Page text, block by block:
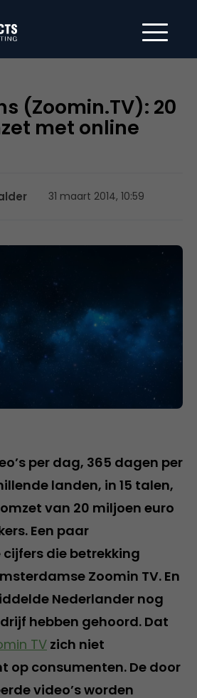
(Zoomin.TV): 20
met online
31 maart 2014, 10:59
per dag, 365 dagen per
landen, in 15 talen,
van 20 miljoen euro
Een paar
die betrekking
Zoomin TV. En
Nederlander nog
hebben gehoord. Dat
TVzich niet
op consumenten. De door
video’s worden